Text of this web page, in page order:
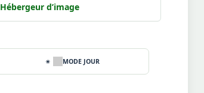
Hébergeur d’image
MODE JOUR